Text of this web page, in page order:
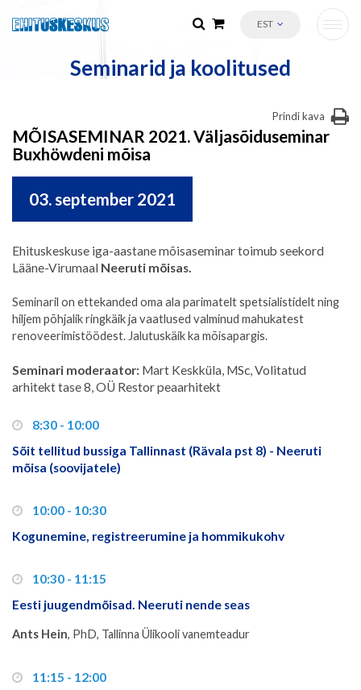
EST
Seminarid ja koolitused
Prindi kava
MÕISASEMINAR 2021. Väljasõiduseminar
Buxhöwdeni mõisa
03. september 2021
Ehituskeskuse iga-aastane mõisaseminar toimub seekord
Lääne-Virumaal Neeruti mõisas.
Seminaril on ettekanded oma ala parimatelt spetsialistidelt ning
hiljem põhjalik ringkäik ja vaatlused valminud mahukatest
renoveerimistöödest. Jalutuskäik ka mõisapargis.
Seminari moderaator: Mart Keskküla, MSc, Volitatud
arhitekt tase 8, OÜ Restor peaarhitekt
8:30 - 10:00
Sõit tellitud bussiga Tallinnast (Rävala pst 8) - Neeruti
mõisa (soovijatele)
10:00 - 10:30
Kogunemine, registreerumine ja hommikukohv
10:30 - 11:15
Eesti juugendmõisad. Neeruti nende seas
Ants Hein, PhD, Tallinna Ülikooli vanemteadur
11:15 - 12:00